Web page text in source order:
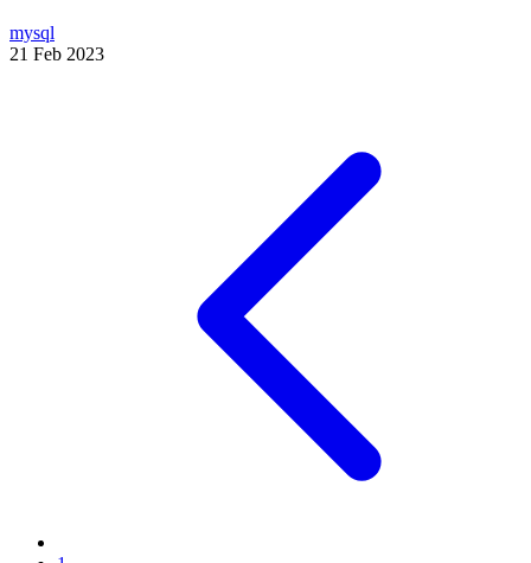
mysql
21 Feb 2023